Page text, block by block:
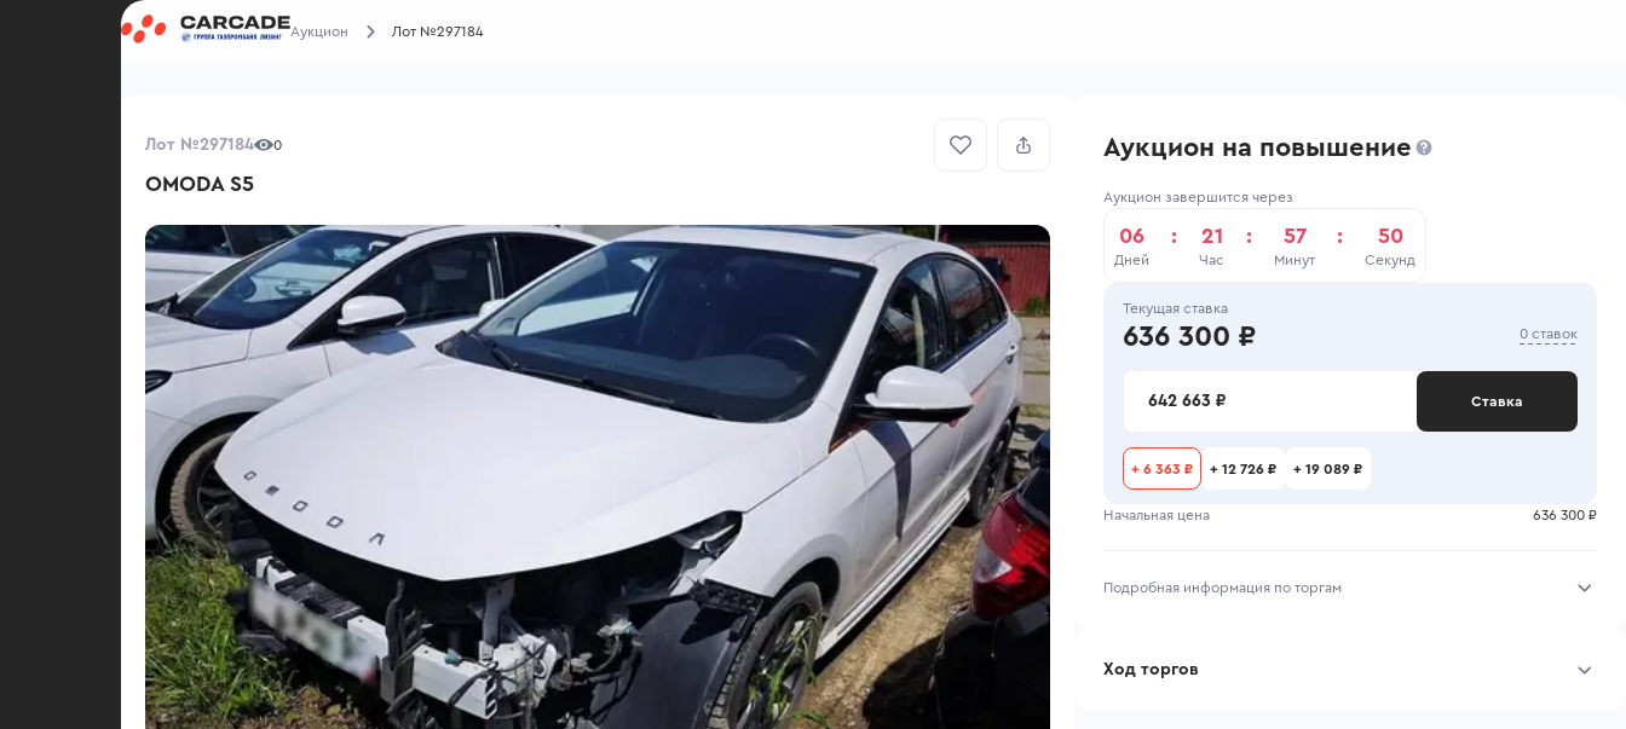
Аукцион Лот №297184
Лот №297184 0
OMODA S5
Аукцион на повышение
Аукцион завершится через
06
Дней
: 21
Час
: 57
Минут
: 50
Секунд
Текущая ставка
636 300 ₽ 0 ставок
642 663 ₽ Ставка
+ 6 363 ₽ + 12 726 ₽ + 19 089 ₽
Начальная цена 636 300 ₽
Подробная информация по торгам
Ход торгов